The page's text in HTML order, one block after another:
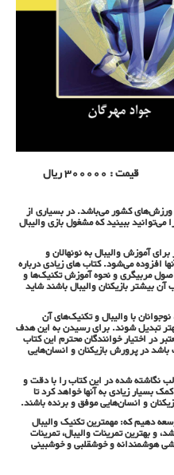
ورزش‌های کشور می‌باشد. در بسیاری از
می‌توانید ببینید که مشغول بازی والیبال
آموزش والیبال به نونهالان و
افزوده می‌شود. کتاب های زیادی درباره
مربیگری و نحوه آموزش تکنیک‌ها و
بیشتر بازیکنان والیبال باشند شاید
با والیبال و تکنیک‌های آن
تبدیل شوند. برای رسیدن به این هدف
در اختیار خوانندگان محترم این کتاب
در پرورش بازیکنان و انسان‌هایی
نگاشته شده در این کتاب را با دقت و
بسیار زیادی به آنها خواهد کرد تا
و انسان‌هایی موفق و برنده باشند.
دهیم که: مهم‏ترین تکنیک والیبال
و بهترین تمرینات والیبال، تمرینات
هوشمندانه و خوش‏قلبی و خوش‏بینی